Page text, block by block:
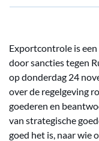
Exportcontrole is
door sancties tegen
op donderdag 24
over de regelgeving
goederen en
van strategische
goed het is, naar wie